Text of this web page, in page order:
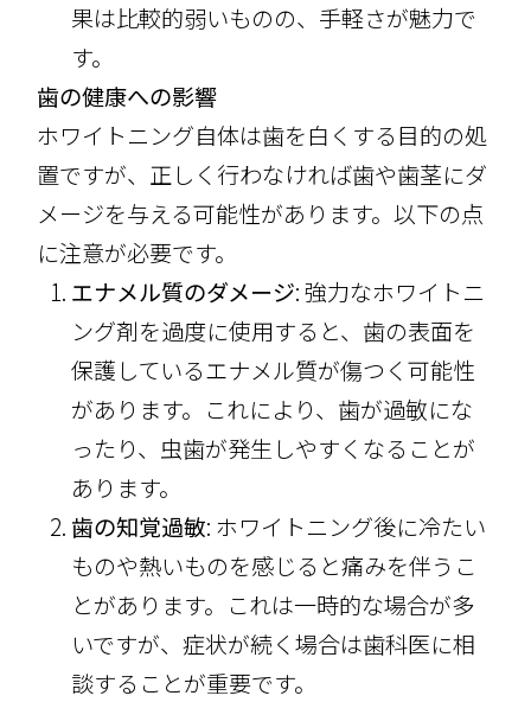
果は比較的弱いものの、手軽さが魅力で
す。
歯の健康への影響
ホワイトニング自体は歯を白くする目的の処
置ですが、正しく行わなければ歯や歯茎にダ
メージを与える可能性があります。以下の点
に注意が必要です。
エナメル質のダメージ: 強力なホワイトニ
ング剤を過度に使用すると、歯の表面を
保護しているエナメル質が傷つく可能性
があります。これにより、歯が過敏にな
ったり、虫歯が発生しやすくなることが
あります。
歯の知覚過敏: ホワイトニング後に冷たい
ものや熱いものを感じると痛みを伴うこ
とがあります。これは一時的な場合が多
いですが、症状が続く場合は歯科医に相
談することが重要です。